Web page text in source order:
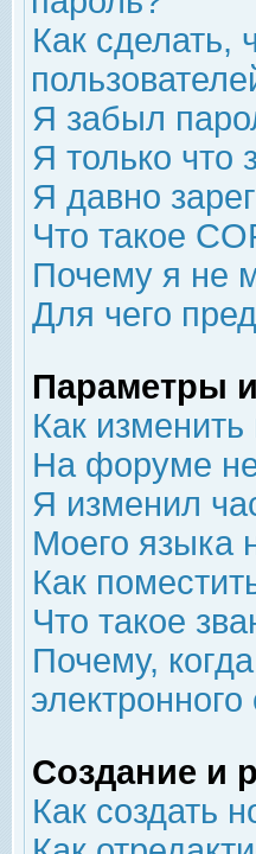
Как сделать,
Я забыл
Я только что
Я давно
Что такое
Почему я не
Для чего
Параметры
Как
На форуме
Я изменил
Моего языка
Как
Что такое
Почему,
Создание и
Как создать